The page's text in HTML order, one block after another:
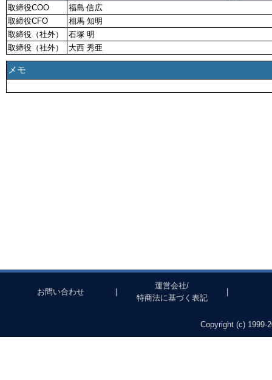
取締役COO
福島 信広
取締役CFO
相馬 知明
取締役（社外）
石塚 明
取締役（社外）
大西 秀亜
メモ
お問い合わせ
運営会社/
特商法に基づく表記
Copyright (c) 1999-